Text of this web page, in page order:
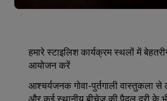
हमारे स्टाइलिश कार्यक्रम स्थलों में
आयोजन करें
आश्चर्यजनक गोवा-पुर्तगाली वास्तुकला